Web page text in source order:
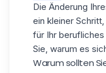
Die Änderung
ein kleiner
für Ihr berufliches
Sie, warum es
Warum sollten